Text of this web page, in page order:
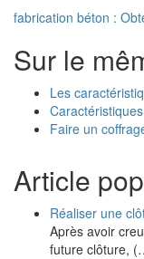
fabrication béton :
Sur le
Les
Faire un
Article
Réaliser une
Après avoir
future clôture,